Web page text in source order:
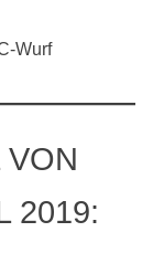
Wurf
VON
2019: